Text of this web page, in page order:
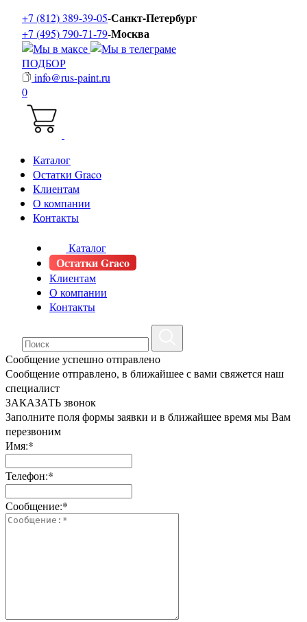
+7 (812) 389-39-05-Санкт-Петербург
+7 (495) 790-71-79-Москва
ПОДБОР
info@rus-paint.ru
0
Каталог
Остатки Graco
Клиентам
О компании
Контакты
Каталог
Остатки Graco
Клиентам
О компании
Контакты
Сообщение успешно отправлено
Сообщение отправлено, в ближайшее с вами свяжется наш
специалист
ЗАКАЗАТЬ звонок
Заполните поля формы заявки и в ближайшее время мы Вам
перезвоним
Имя:*
Телефон:*
Сообщение:*